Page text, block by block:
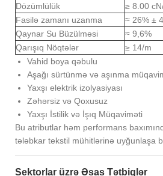
Dözümlülük
≥ 8.00
Fasilə zamanı uzanma
≈ 26% ±
Qaynar Su Büzülməsi
≈ 9,6%
Qarışıq Nöqtələr
≥ 14/m
Vahid boya qəbulu
Aşağı sürtünmə və aşınma
Yaxşı elektrik izolyasiyası
Zəhərsiz və Qoxusuz
Yaxşı İstilik və İşıq Müqaviməti
Bu atributlar həm performans
tələbkar tekstil mühitlərinə uyğunlaşa
Sektorlar üzrə Əsas Tətbiqlər